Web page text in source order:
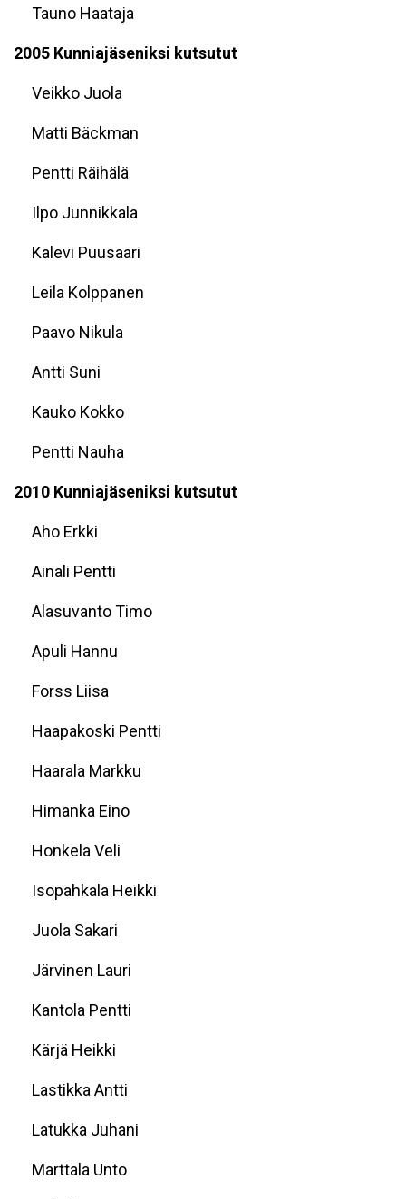
Tauno Haataja
2005 Kunniajäseniksi kutsutut
Veikko Juola
Matti Bäckman
Pentti Räihälä
Ilpo Junnikkala
Kalevi Puusaari
Leila Kolppanen
Paavo Nikula
Antti Suni
Kauko Kokko
Pentti Nauha
2010 Kunniajäseniksi kutsutut
Aho Erkki
Ainali Pentti
Alasuvanto Timo
Apuli Hannu
Forss Liisa
Haapakoski Pentti
Haarala Markku
Himanka Eino
Honkela Veli
Isopahkala Heikki
Juola Sakari
Järvinen Lauri
Kantola Pentti
Kärjä Heikki
Lastikka Antti
Latukka Juhani
Marttala Unto